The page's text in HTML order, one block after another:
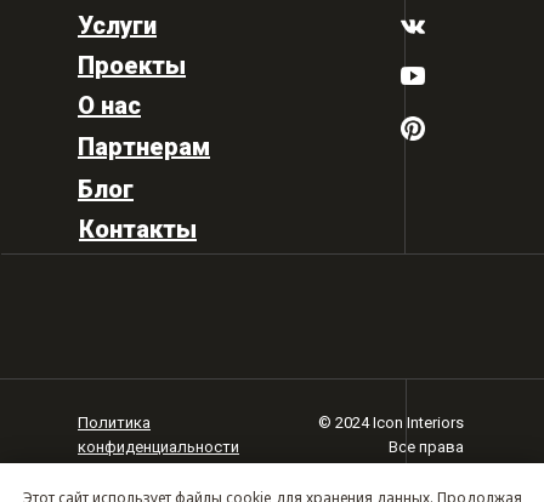
© 2024 Icon Interiors
Все права
Услуги
Проекты
О нас
Партнерам
Политика
конфиденциальности
Контакты
Блог